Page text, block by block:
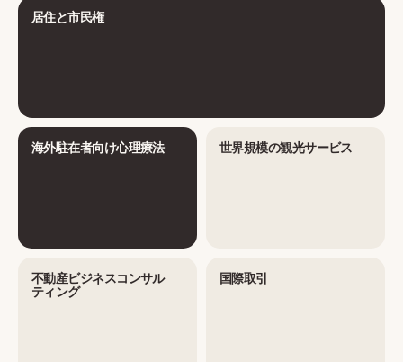
居住と市民権
海外駐在者向け心理療法 世界規模の観光サービス
不動産ビジネスコンサル
ティング
国際取引